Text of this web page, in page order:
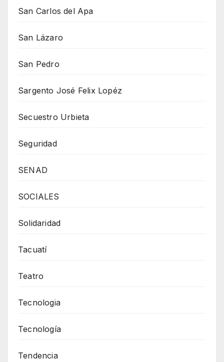
San Carlos del Apa
San Lázaro
San Pedro
Sargento José Felix Lopéz
Secuestro Urbieta
Seguridad
SENAD
SOCIALES
Solidaridad
Tacuatí
Teatro
Tecnologia
Tecnología
Tendencia